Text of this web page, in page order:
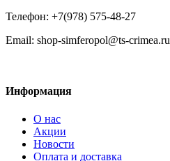
Телефон: +7(978) 575-48-27
Email: shop-simferopol@ts-crimea.ru
Информация
О нас
Акции
Новости
Оплата и доставка